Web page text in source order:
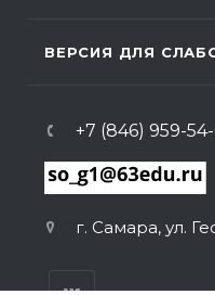
ВЕРСИЯ ДЛЯ
+7 (846) 959-
г. Самара, ул.